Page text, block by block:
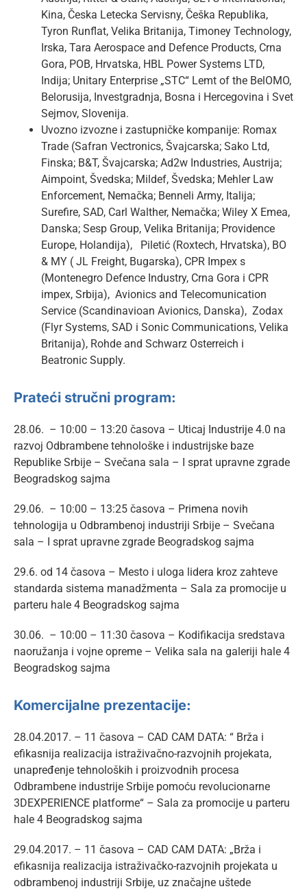
Kina, Česka Letecka Servisny, Češka Republika,
Tyron Runflat, Velika Britanija, Timoney Technology,
Irska, Tara Aerospace and Defence Products, Crna
Gora, POB, Hrvatska, HBL Power Systems LTD,
Indija; Unitary Enterprise „STC“ Lemt of the BelOMO,
Belorusija, Investgradnja, Bosna i Hercegovina i Svet
Sejmov, Slovenija.
Uvozno izvozne i zastupničke kompanije: Romax
Trade (Safran Vectronics, Švajcarska; Sako Ltd,
Finska; B&T, Švajcarska; Ad2w Industries, Austrija;
Aimpoint, Švedska; Mildef, Švedska; Mehler Law
Enforcement, Nemačka; Benneli Army, Italija;
Surefire, SAD, Carl Walther, Nemačka; Wiley X Emea,
Danska; Sesp Group, Velika Britanija; Providence
Europe, Holandija), Piletić (Roxtech, Hrvatska), BO
& MY ( JL Freight, Bugarska), CPR Impex s
(Montenegro Defence Industry, Crna Gora i CPR
impex, Srbija), Avionics and Telecomunication
Service (Scandinavioan Avionics, Danska), Zodax
(Flyr Systems, SAD i Sonic Communications, Velika
Britanija), Rohde and Schwarz Osterreich i
Beatronic Supply.
Prateći stručni program:
28.06. – 10:00 – 13:20 časova – Uticaj Industrije 4.0 na
razvoj Odbrambene tehnološke i industrijske baze
Republike Srbije – Svečana sala – I sprat upravne zgrade
Beogradskog sajma
29.06. – 10:00 – 13:25 časova – Primena novih
tehnologija u Odbrambenoj industriji Srbije – Svečana
sala – I sprat upravne zgrade Beogradskog sajma
29.6. od 14 časova – Mesto i uloga lidera kroz zahteve
standarda sistema manadžmenta – Sala za promocije u
parteru hale 4 Beogradskog sajma
30.06. – 10:00 – 11:30 časova – Kodifikacija sredstava
naoružanja i vojne opreme – Velika sala na galeriji hale 4
Beogradskog sajma
Komercijalne prezentacije:
28.04.2017. – 11 časova – CAD CAM DATA: “ Brža i
efikasnija realizacija istraživačno-razvojnih projekata,
unapređenje tehnoloških i proizvodnih procesa
Odbrambene industrije Srbije pomoću revolucionarne
3DEXPERIENCE platforme“ – Sala za promocije u parteru
hale 4 Beogradskog sajma
29.04.2017. – 11 časova – CAD CAM DATA: „Brža i
efikasnija realizacija istraživačko-razvojnih projekata u
odbrambenoj industriji Srbije, uz značajne uštede